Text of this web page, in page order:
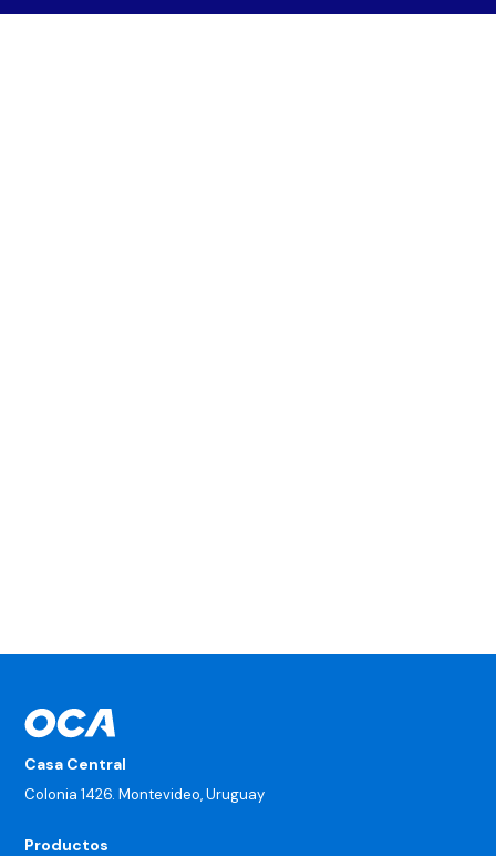
Casa Central
Colonia 1426. Montevideo, Uruguay
Productos